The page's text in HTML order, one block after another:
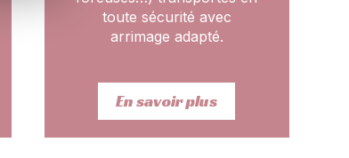
toute sécurité avec
arrimage adapté.
En savoir plus